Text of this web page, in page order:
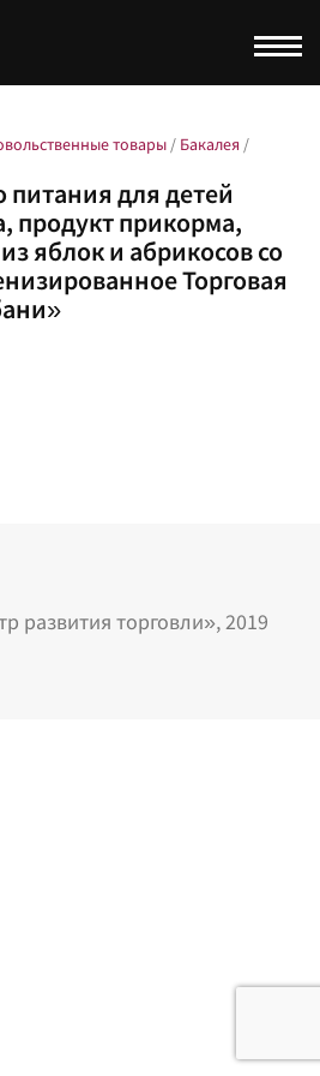
товары / Бакалея /
питания для детей
продукт прикорма,
яблок и абрикосов со
Торговая
развития торговли», 2019